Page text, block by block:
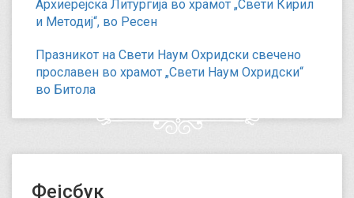
Архиерејска Литургија во храмот „Свети Кирил
и Методиј“, во Ресен
Празникот на Свети Наум Охридски свечено
прославен во храмот „Свети Наум Охридски“
во Битола
Фејсбук